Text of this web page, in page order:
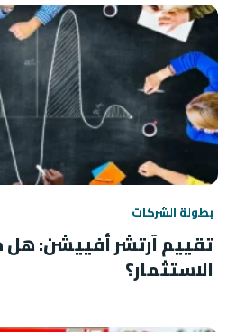
بطولة الشركات
تقييم آرتشر أفييشن:
الاستثمار؟